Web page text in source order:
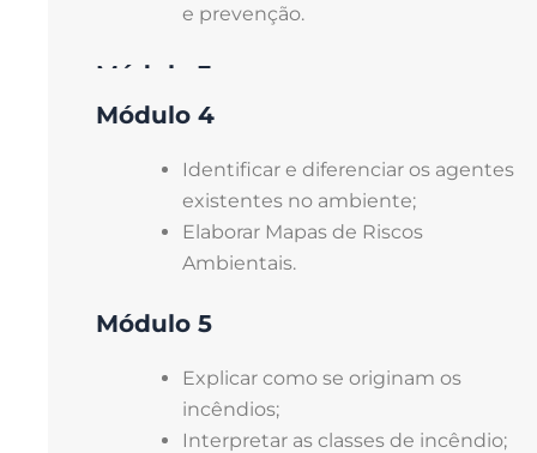
e prevenção.
Módulo 3
Conhecer os tipos de EPI’s e
identificar qual utilizar em cada
situação específica;
Compreender a legislação e as
competências do MTE;
são do empregador e as do
Módulo 4
Identificar e diferenciar os agentes
existentes no ambiente;
Elaborar Mapas de Riscos
Ambientais.
Módulo 5
Explicar como se originam os
incêndios;
Interpretar as classes de incêndio;